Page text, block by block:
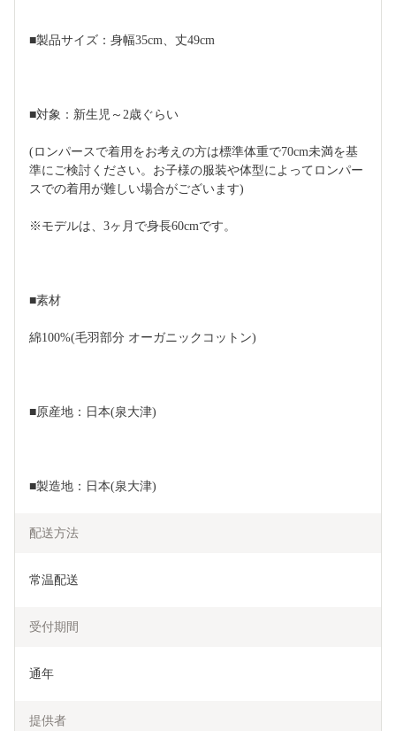
■製品サイズ：身幅35cm、丈49cm
■対象：新生児～2歳ぐらい
(ロンパースで着用をお考えの方は標準体重で70cm未満を基
準にご検討ください。お子様の服装や体型によってロンパー
スでの着用が難しい場合がございます)
※モデルは、3ヶ月で身長60cmです。
■素材
綿100%(毛羽部分 オーガニックコットン)
■原産地：日本(泉大津)
■製造地：日本(泉大津)
配送方法
常温配送
受付期間
通年
提供者